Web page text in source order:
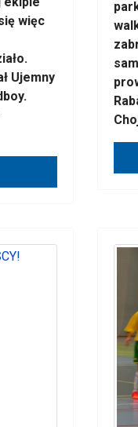
więc
Ujemny